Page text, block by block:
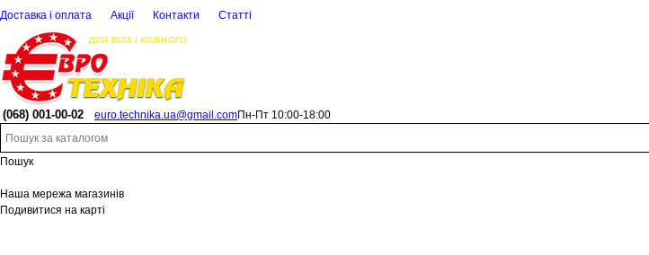
Доставка і оплата Акції Контакти Статті
(068) 001-00-02 euro.technika.ua@gmail.comПн-Пт 10:00-18:00
Пошук
Наша мережа магазинів
Подивитися на карті